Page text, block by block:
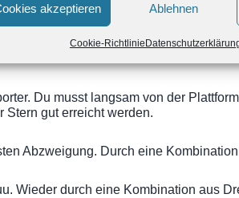
akzeptieren Ablehnen
Cookie-Richtlinie
Du musst langsam von der
Stern gut erreicht werden.
Abzweigung. Durch eine
Wieder durch eine Kombination aus